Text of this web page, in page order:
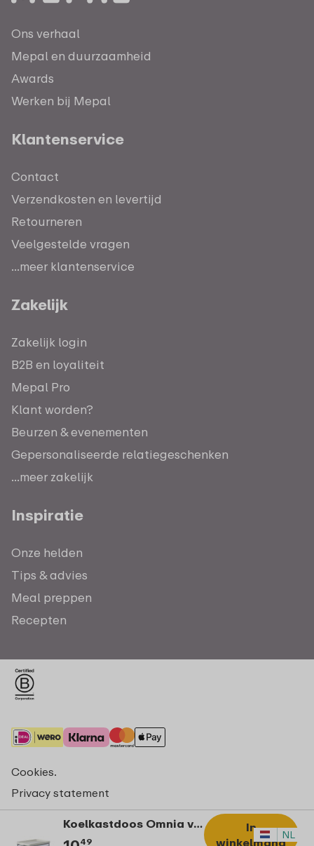
Koelkastdoos Omnia vleeswaren - Nordic white
49
In
winkelmand
Ons verhaal
Mepal en duurzaamheid
Awards
Werken bij Mepal
Klantenservice
Contact
Verzendkosten en levertijd
Retourneren
Veelgestelde vragen
...meer klantenservice
Zakelijk
Zakelijk login
B2B en loyaliteit
Mepal Pro
Klant worden?
Beurzen & evenementen
Gepersonaliseerde relatiegeschenken
...meer zakelijk
Inspiratie
Onze helden
Tips & advies
Meal preppen
Recepten
Cookies.
Privacy statement
Algemene voorwaarden - consumenten
NL